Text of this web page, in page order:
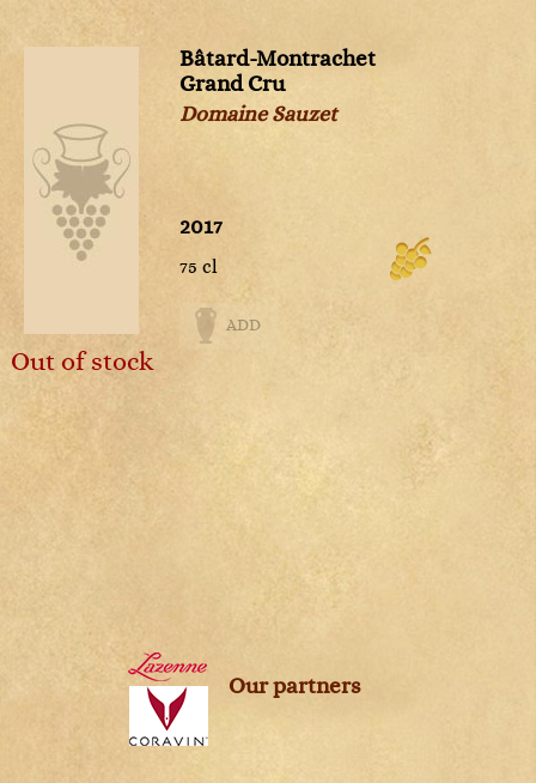
White
White
Rosé
White
Sweet
2025
millésimé
Out of stock
Bâtard-Montrachet
Grand Cru
Domaine Sauzet
2017
75 cl
ADD
Our partners